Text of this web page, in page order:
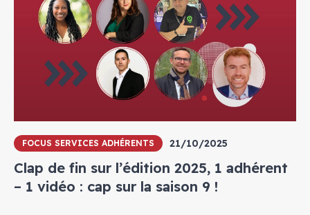
FOCUS SERVICES ADHÉRENTS 21/10/2025
Clap de fin sur l’édition 2025, 1 adhérent
– 1 vidéo : cap sur la saison 9 !